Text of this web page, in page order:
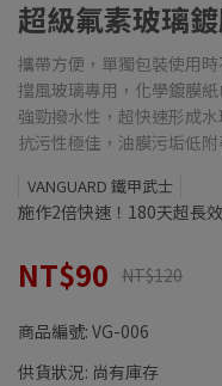
超級氟素玻璃
攜帶方便，單獨包裝使用
擋風玻璃專用，化學鍍膜紙
強勁撥水性，超快速形成水
抗污性極佳，油膜污垢低
VANGUARD 鐵甲武士
施作2倍快速！180天超長效
NT$90 NT$120
商品編號: VG-006
供貨狀況: 尚有庫存